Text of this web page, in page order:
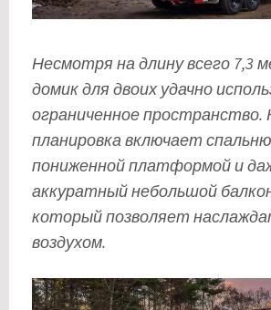
Несмотря на длину всего 7,3
домик для двоих удачно
ограниченное
планировка включает
пониженной платформой и
аккуратный небольшой
который позволяет
воздухом.